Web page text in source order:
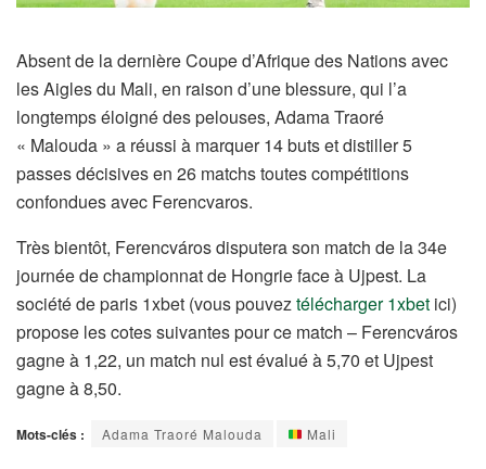
Absent de la dernière Coupe d’Afrique des Nations avec
les Aigles du Mali, en raison d’une blessure, qui l’a
longtemps éloigné des pelouses, Adama Traoré
« Malouda » a réussi à marquer 14 buts et distiller 5
passes décisives en 26 matchs toutes compétitions
confondues avec Ferencvaros.
Très bientôt, Ferencváros disputera son match de la 34e
journée de championnat de Hongrie face à Ujpest. La
société de paris 1xbet (vous pouveztélécharger 1xbet ici)
propose les cotes suivantes pour ce match – Ferencváros
gagne à 1,22, un match nul est évalué à 5,70 et Ujpest
gagne à 8,50.
Mots-clés : Adama Traoré Malouda Mali